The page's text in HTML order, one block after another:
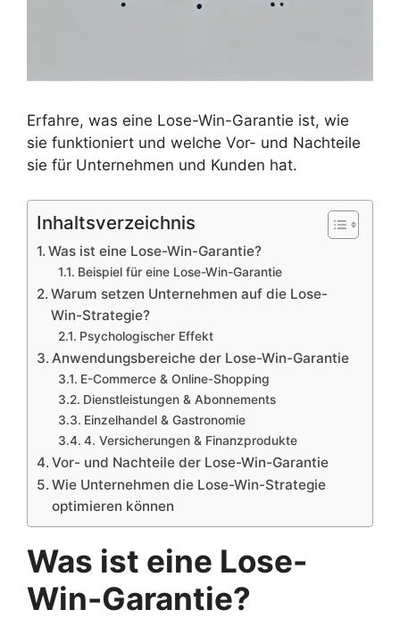
Erfahre, was eine Lose-Win-Garantie ist, wie
sie funktioniert und welche Vor- und Nachteile
sie für Unternehmen und Kunden hat.
Inhaltsverzeichnis
Was ist eine Lose-Win-Garantie?
Beispiel für eine Lose-Win-Garantie
Warum setzen Unternehmen auf die Lose-
Win-Strategie?
Psychologischer Effekt
Anwendungsbereiche der Lose-Win-Garantie
E-Commerce & Online-Shopping
Dienstleistungen & Abonnements
Einzelhandel & Gastronomie
4. Versicherungen & Finanzprodukte
Vor- und Nachteile der Lose-Win-Garantie
Wie Unternehmen die Lose-Win-Strategie
optimieren können
Was ist eine Lose-
Win-Garantie?